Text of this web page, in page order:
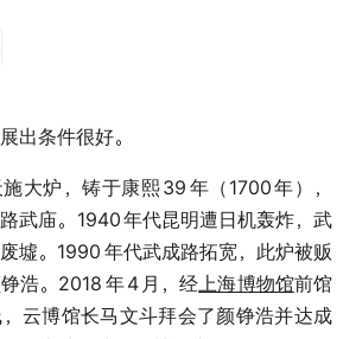
出条件很好。
大炉，铸于康熙39 年（1700年），
武庙。1940年代昆明遭日机轰炸，武
墟。1990 年代武成路拓宽，此炉被贩
浩。2018 年4 月，经 上海博物馆前馆
云博馆长马文斗拜会了颜铮浩并达成